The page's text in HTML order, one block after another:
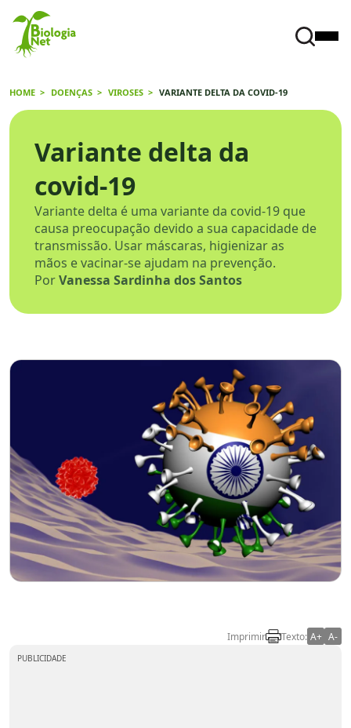
HOME DOENÇAS VIROSES VARIANTE DELTA DA COVID-19
Variante delta da
covid-19
Variante delta é uma variante da covid-19 que
causa preocupação devido a sua capacidade de
transmissão. Usar máscaras, higienizar as
mãos e vacinar-se ajudam na prevenção.
PorVanessa Sardinha dos Santos
Imprimir Texto: A+ A-
PUBLICIDADE